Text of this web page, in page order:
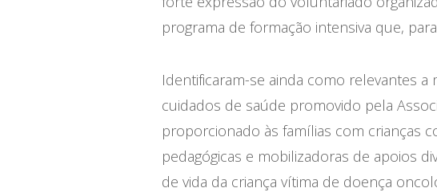
programa de formação intensiva que,
Identificaram-se ainda como relevantes
cuidados de saúde promovido pela
proporcionado às famílias com crianças
pedagógicas e mobilizadoras de apoios
de vida da criança vítima de doença